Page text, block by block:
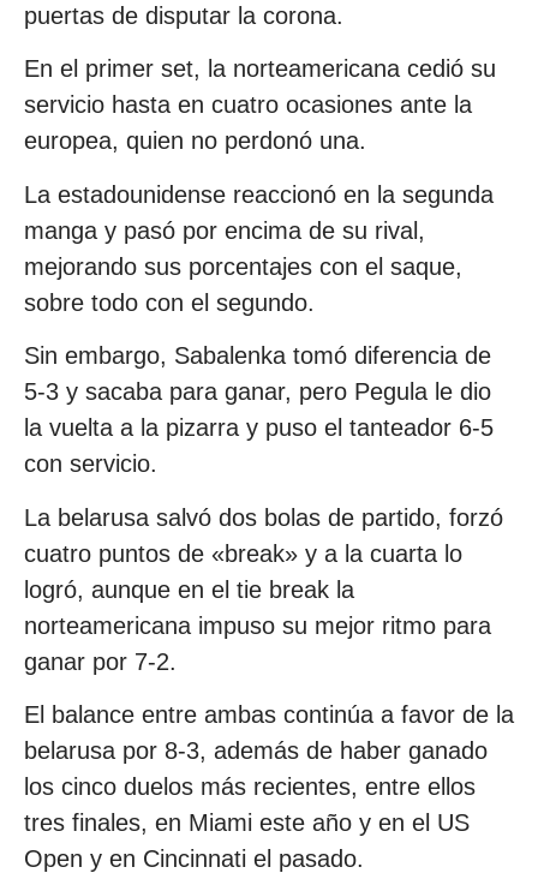
puertas de disputar la corona.
En el primer set, la norteamericana cedió su
servicio hasta en cuatro ocasiones ante la
europea, quien no perdonó una.
La estadounidense reaccionó en la segunda
manga y pasó por encima de su rival,
mejorando sus porcentajes con el saque,
sobre todo con el segundo.
Sin embargo, Sabalenka tomó diferencia de
5-3 y sacaba para ganar, pero Pegula le dio
la vuelta a la pizarra y puso el tanteador 6-5
con servicio.
La belarusa salvó dos bolas de partido, forzó
cuatro puntos de «break» y a la cuarta lo
logró, aunque en el tie break la
norteamericana impuso su mejor ritmo para
ganar por 7-2.
El balance entre ambas continúa a favor de la
belarusa por 8-3, además de haber ganado
los cinco duelos más recientes, entre ellos
tres finales, en Miami este año y en el US
Open y en Cincinnati el pasado.